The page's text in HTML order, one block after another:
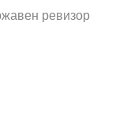
ревизор